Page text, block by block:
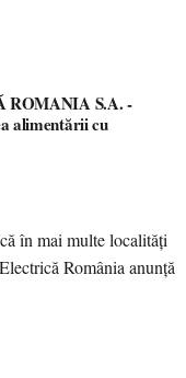
ROMANIA S.A. -
alimentării cu